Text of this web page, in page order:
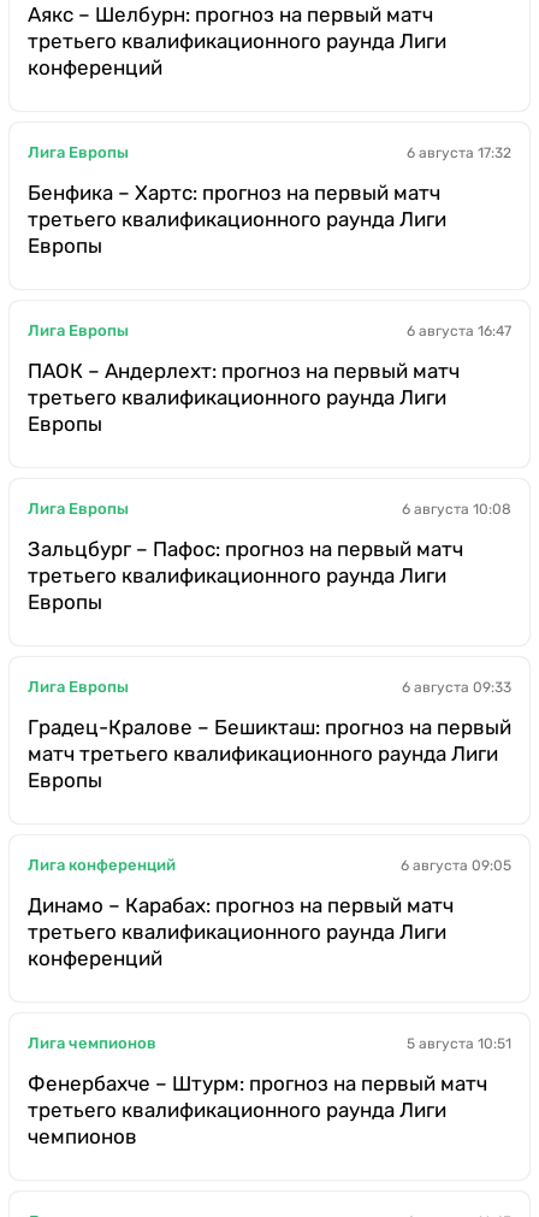
Аякс – Шелбурн: прогноз на первый матч
третьего квалификационного раунда Лиги
конференций
Лига Европы 6 августа 17:32
Бенфика – Хартс: прогноз на первый матч
третьего квалификационного раунда Лиги
Европы
Лига Европы 6 августа 16:47
ПАОК – Андерлехт: прогноз на первый матч
третьего квалификационного раунда Лиги
Европы
Лига Европы 6 августа 10:08
Зальцбург – Пафос: прогноз на первый матч
третьего квалификационного раунда Лиги
Европы
Лига Европы 6 августа 09:33
Градец-Кралове – Бешикташ: прогноз на первый
матч третьего квалификационного раунда Лиги
Европы
Лига конференций 6 августа 09:05
Динамо – Карабах: прогноз на первый матч
третьего квалификационного раунда Лиги
конференций
Лига чемпионов 5 августа 10:51
Фенербахче – Штурм: прогноз на первый матч
третьего квалификационного раунда Лиги
чемпионов